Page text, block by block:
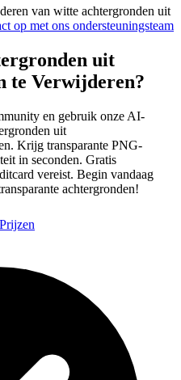
van witte achtergronden uit
op met ons ondersteuningsteam
uit
te Verwijderen?
en gebruik onze AI-
uit
Krijg transparante PNG-
in seconden. Gratis
vereist. Begin vandaag
achtergronden!